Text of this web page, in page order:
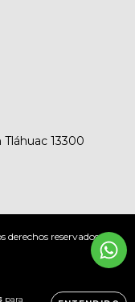
para
13300
derechos reservados.